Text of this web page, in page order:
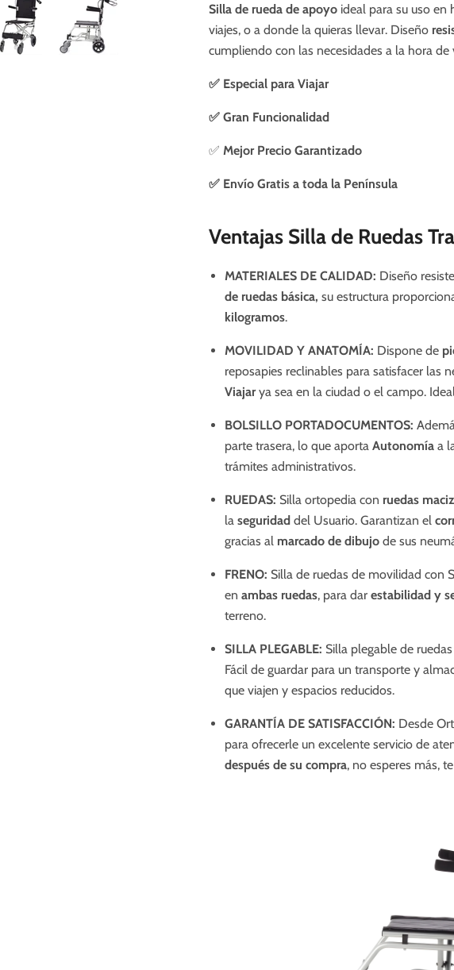
Silla de rueda de apoyoideal para su uso en
viajes, o a donde la quieras llevar. Diseño
cumpliendo con las necesidades a la hora de
✅ Especial para Viajar
✅ Gran Funcionalidad
✅ Mejor Precio Garantizado
✅ Envío Gratis a toda la Península
Ventajas Silla de Ruedas
MATERIALES DE CALIDAD: Diseño
de ruedas básica, su estructura
kilogramos.
MOVILIDAD Y ANATOMÍA: Dispone de
reposapies reclinables para satisfacer las
Viajar ya sea en la ciudad o el campo.
BOLSILLO PORTADOCUMENTOS:
parte trasera, lo que aporta Autonomíaa
trámites administrativos.
RUEDAS: Silla ortopedia con ruedas
la seguridaddel Usuario. Garantizan el
gracias al marcado de dibujode sus
FRENO: Silla de ruedas de movilidad con
en ambas ruedas, para dar estabilidad y
terreno.
SILLA PLEGABLE: Silla plegable de
Fácil de guardar para un transporte y
que viajen y espacios reducidos.
GARANTÍA DE SATISFACCIÓN: Desde
para ofrecerle un excelente servicio de
después de su compra, no esperes más,